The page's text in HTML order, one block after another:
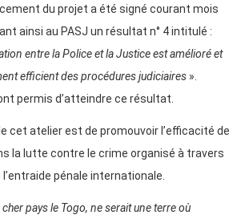
du projet a été signé courant mois
ainsi au PASJ un résultat n° 4 intitulé :
entre la Police et la Justice est amélioré et
efficient des procédures judiciaires ».
permis d’atteindre ce résultat.
cet atelier est de promouvoir l’efficacité de
la lutte contre le crime organisé à travers
pénale internationale.
pays le Togo, ne serait une terre où